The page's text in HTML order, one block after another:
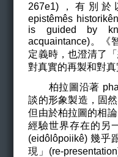
267e1)，有別於
epistêmês
is guided by
acquaintance)。《
定義時，也澄清了
對真實的再製和對真
柏拉圖沿著
談的形象製造，固
但由於柏拉圖的相
經驗世界存在的另
(eidôlôpoiikê) 幾乎
現」(re-